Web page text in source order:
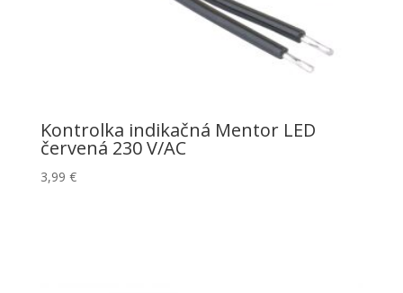
Kontrolka indikačná Mentor LED
červená 230 V/AC
3,99 €